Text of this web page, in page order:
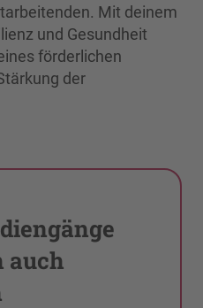
Mit deinem
und Gesundheit
förderlichen
der
auch